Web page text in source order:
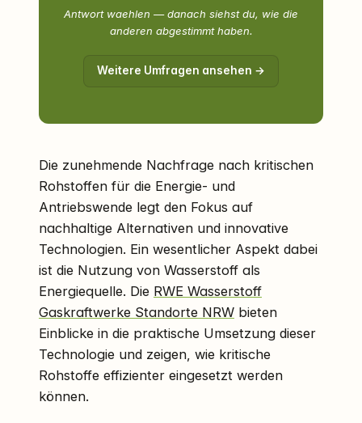
Antwort waehlen — danach siehst du, wie die
anderen abgestimmt haben.
Weitere Umfragen ansehen →
Die zunehmende Nachfrage nach kritischen
Rohstoffen für die Energie- und
Antriebswende legt den Fokus auf
nachhaltige Alternativen und innovative
Technologien. Ein wesentlicher Aspekt dabei
ist die Nutzung von Wasserstoff als
Energiequelle. Die RWE Wasserstoff
Gaskraftwerke Standorte NRW bieten
Einblicke in die praktische Umsetzung dieser
Technologie und zeigen, wie kritische
Rohstoffe effizienter eingesetzt werden
können.